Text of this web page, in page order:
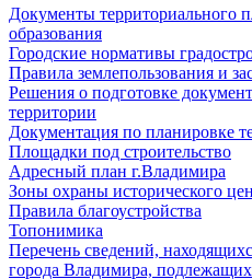
Документы территориального
образования
Городские нормативы
Правила землепользования и
Решения о подготовке
территории
Документация по планировке
Площадки под строительство
Адресный план г.Владимира
Зоны охраны исторического
Правила благоустройства
Топонимика
Перечень сведений,
города Владимира,